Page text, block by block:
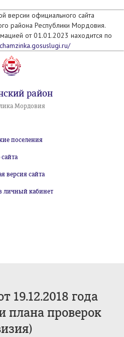
версии официального сайта
района Республики Мордовия.
от 01.01.2023 находится по
район
Мордовия
поселения
версия сайта
личный кабинет
19.12.2018 года
плана проверок